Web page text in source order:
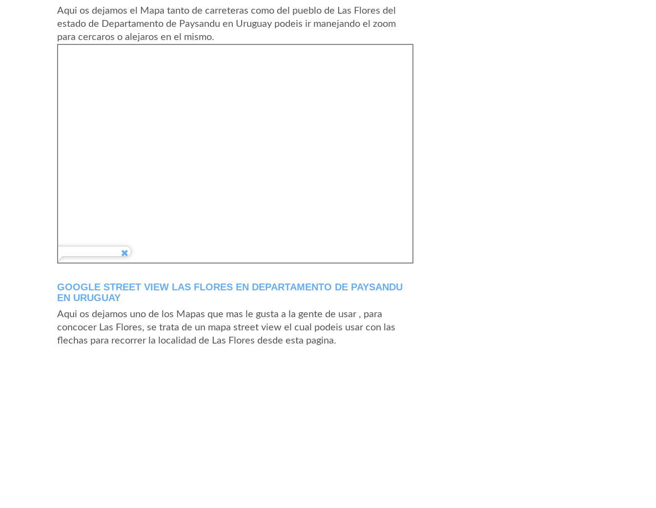
Aqui os dejamos el Mapa tanto de carreteras como del pueblo de Las Flores del
estado de Departamento de Paysandu en Uruguay podeis ir manejando el zoom
para cercaros o alejaros en el mismo.
GOOGLE STREET VIEW LAS FLORES EN DEPARTAMENTO DE PAYSANDU
EN URUGUAY
Aqui os dejamos uno de los Mapas que mas le gusta a la gente de usar , para
concocer Las Flores, se trata de un mapa street view el cual podeis usar con las
flechas para recorrer la localidad de Las Flores desde esta pagina.